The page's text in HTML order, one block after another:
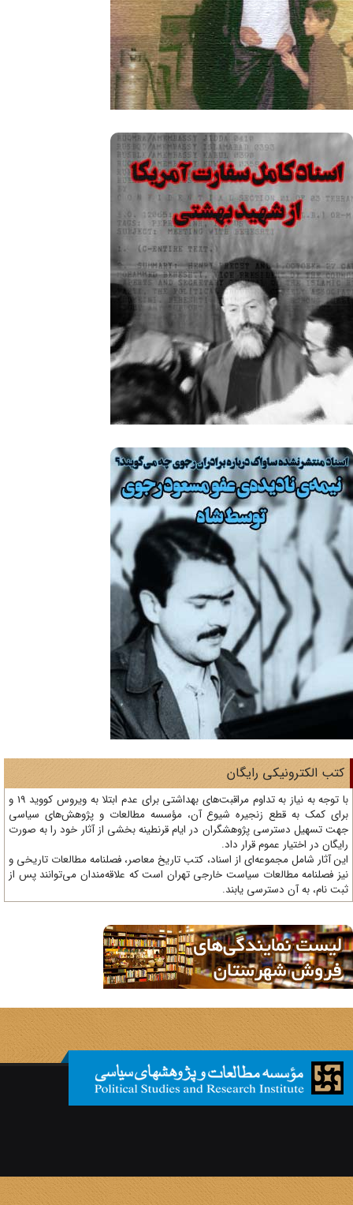
الکترونیکی رایگان
با توجه به نیاز به تداوم مراقبت‌های بهداشتی برای عدم ابتلا به ویروس کووید 19 و
کمک به قطع زنجیره شیوع آن، مؤسسه مطالعات و پژوهش‌های سیاسی
تسهیل دسترسی پژوهشگران در ایام قرنطینه بخشی از آثار خود را به صورت
در اختیار عموم قرار داد.
آثار شامل مجموعه‌ای از اسناد، کتب تاریخ معاصر، فصلنامه‌ مطالعات تاریخی و
فصلنامه مطالعات سیاست خارجی تهران است که علاقه‌مندان می‌توانند پس از
نام، به آن دسترسی یابند.